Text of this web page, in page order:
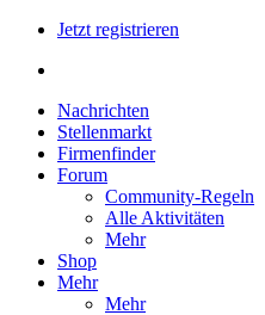
Jetzt registrieren
Nachrichten
Stellenmarkt
Firmenfinder
Forum
Community-Regeln
Alle Aktivitäten
Mehr
Shop
Mehr
Mehr